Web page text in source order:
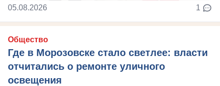
05.08.2026 1
Общество
Где в Морозовске стало светлее: власти
отчитались о ремонте уличного
освещения